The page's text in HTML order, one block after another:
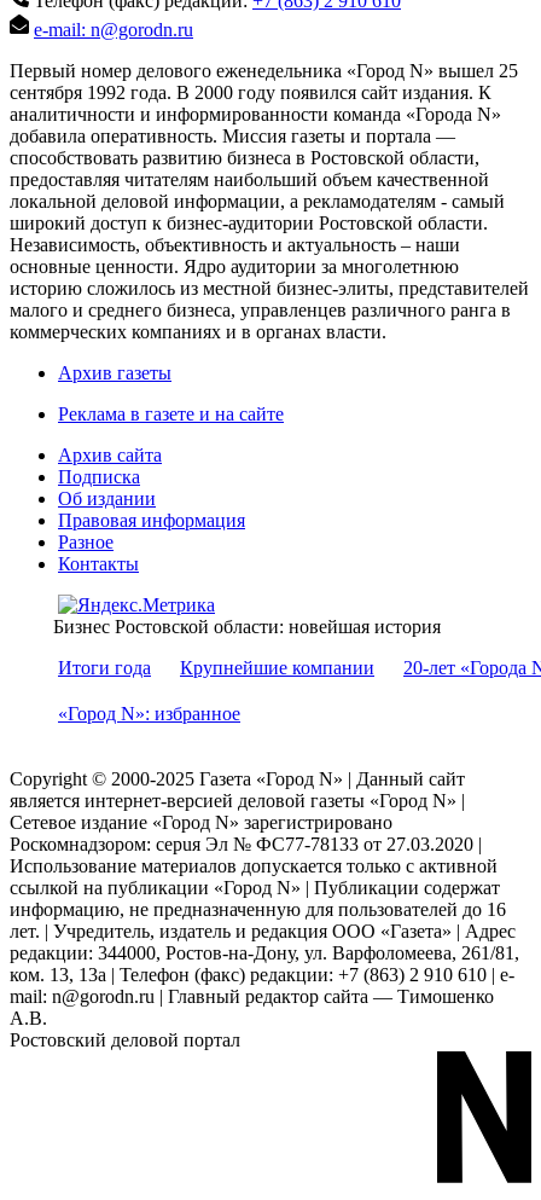
e-mail: n@gorodn.ru
Первый номер делового еженедельника «Город N» вышел 25
сентября 1992 года. В 2000 году появился сайт издания. К
аналитичности и информированности команда «Города N»
добавила оперативность. Миссия газеты и портала —
способствовать развитию бизнеса в Ростовской области,
предоставляя читателям наибольший объем качественной
локальной деловой информации, а рекламодателям - самый
широкий доступ к бизнес-аудитории Ростовской области.
Независимость, объективность и актуальность – наши
основные ценности. Ядро аудитории за многолетнюю
историю сложилось из местной бизнес-элиты, представителей
малого и среднего бизнеса, управленцев различного ранга в
коммерческих компаниях и в органах власти.
Архив газеты
Реклама в газете и на сайте
Архив сайта
Подписка
Об издании
Правовая информация
Разное
Контакты
Бизнес Ростовской области: новейшая история
Итоги года
Крупнейшие компании 20-лет «Города
«Город N»: избранное
Copyright © 2000-2025 Газета «Город N» | Данный сайт
является интернет-версией деловой газеты «Город N» |
Сетевое издание «Город N» зарегистрировано
Роскомнадзором: серuя Эл № ФС77-78133 от 27.03.2020 |
Использование материалов допускается только с активной
ссылкой на публикации «Город N» | Публикации содержат
информацию, не предназначенную для пользователей до 16
лет. | Учредитель, издатель и редакция ООО «Газета» | Адрес
редакции: 344000, Ростов-на-Дону, ул. Варфоломеева, 261/81,
ком. 13, 13а | Телефон (факс) редакции: +7 (863) 2 910 610 | e-
mail: n@gorodn.ru | Главный редактор сайта — Тимошенко
А.В.
Ростовский деловой портал